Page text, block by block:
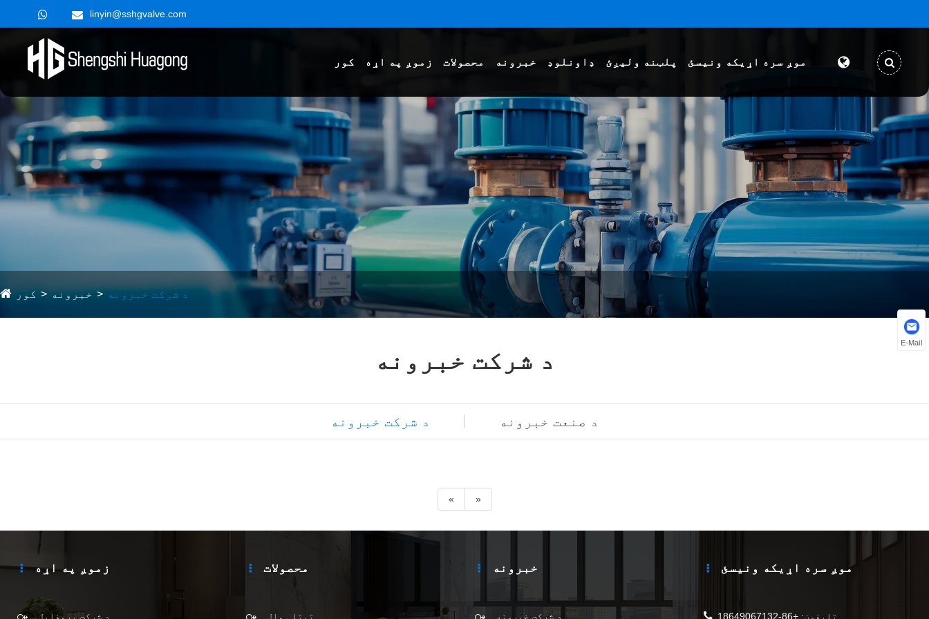
linyin@sshgvalve.com
کور زموږ په اړه محصولات خبرونه ډاونلوډ پلټنه ولیږئ موږ سره اړیکه ونیسئ
کور خبرونه د شرکت خبرونه
د شرکت خبرونه
د شرکت خبرونه د صنعت خبرونه
« »
زموږ په اړه
د شرکت پروفایل
محصولات
تیتلی وال
خبرونه
د شرکت خبرونه
موږ سره اړیکه ونیسئ
تلیفون: +86-18649067132
E-Mail